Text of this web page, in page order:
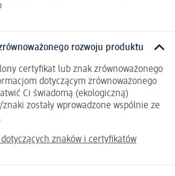
rozwoju produktu
certyfikat lub znak zrównoważonego
dotyczącym zrównoważonego
Ci świadomą (ekologiczną)
zostały wprowadzone wspólnie ze
znaków i certyfikatów